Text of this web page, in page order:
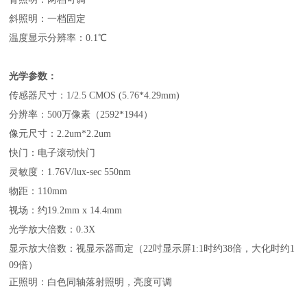
斜照明：一档固定
温度显示分辨率：0.1℃
光学参数：
传感器尺寸：1/2.5 CMOS (5.76*4.29mm)
分辨率：500万像素（2592*1944）
像元尺寸：2.2um*2.2um
快门：电子滚动快门
灵敏度：1.76V/lux-sec 550nm
物距：110mm
视场：约19.2mm x 14.4mm
光学放大倍数：0.3X
显示放大倍数：视显示器而定（22吋显示屏1:1时约38倍，大化时约1
09倍）
正照明：白色同轴落射照明，亮度可调